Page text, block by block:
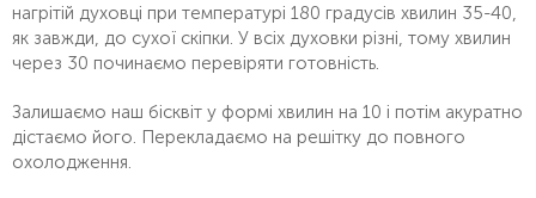
нагрітій духовці при температурі 180 градусів хвилин 35-40,
як завжди, до сухої скіпки. У всіх духовки різні, тому хвилин
через 30 починаємо перевіряти готовність.
Залишаємо наш бісквіт у формі хвилин на 10 і потім акуратно
дістаємо його. Перекладаємо на решітку до повного
охолодження.